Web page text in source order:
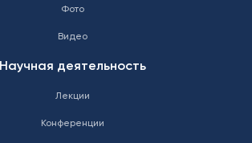
Фото
Видео
Научная деятельность
Лекции
Конференции